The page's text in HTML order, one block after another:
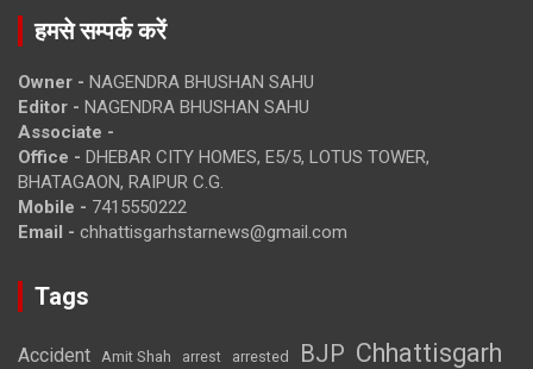
हमसे सम्पर्क करें
Owner - NAGENDRA BHUSHAN SAHU
Editor - NAGENDRA BHUSHAN SAHU
Associate -
Office - DHEBAR CITY HOMES, E5/5, LOTUS TOWER,
BHATAGAON, RAIPUR C.G.
Mobile - 7415550222
Email - chhattisgarhstarnews@gmail.com
Tags
Accident Amit Shah arrest arrested BJP Chhattisgarh